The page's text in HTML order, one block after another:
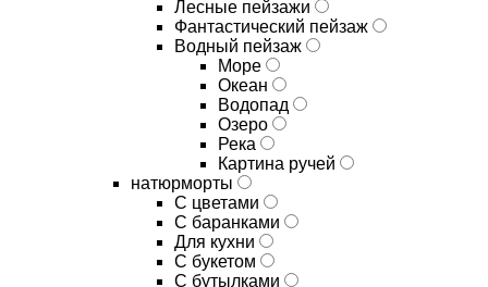
Лесные пейзажи
Фантастический пейзаж
Водный пейзаж
Море
Океан
Водопад
Озеро
Река
Картина ручей
натюрморты
С цветами
С баранками
Для кухни
C букетом
C бутылками